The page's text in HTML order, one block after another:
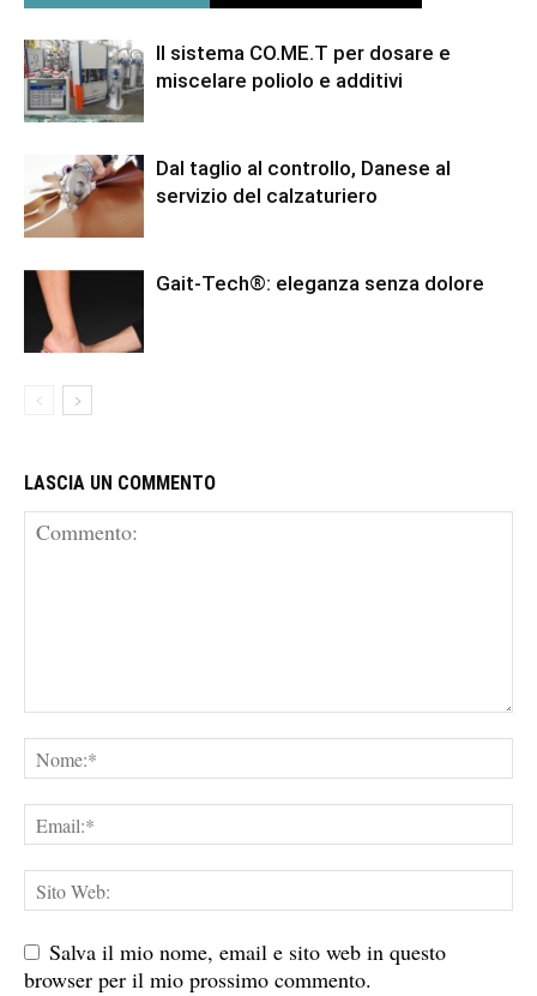
Il sistema CO.ME.T per dosare e
miscelare poliolo e additivi
Dal taglio al controllo, Danese al
servizio del calzaturiero
Gait-Tech®: eleganza senza dolore
LASCIA UN COMMENTO
Salva il mio nome, email e sito web in questo
browser per il mio prossimo commento.